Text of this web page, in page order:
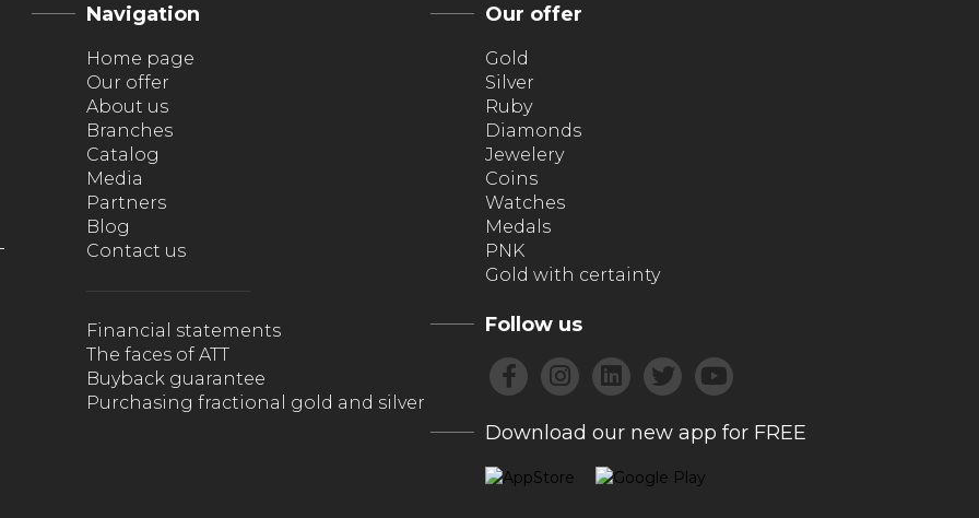
Navigation
Home page
Our offer
About us
Branches
Catalog
Media
Partners
Blog
Contact us
Financial statements
The faces of ATT
Buyback guarantee
Purchasing fractional gold and silver
Our offer
Gold
Silver
Ruby
Diamonds
Jewelery
Coins
Watches
Medals
PNK
Gold with certainty
Follow us
Download our new app for FREE